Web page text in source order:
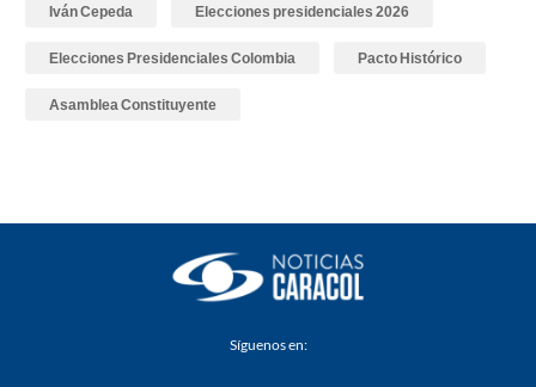
Iván Cepeda Elecciones presidenciales 2026
Elecciones Presidenciales Colombia Pacto Histórico
Asamblea Constituyente
Síguenos en: